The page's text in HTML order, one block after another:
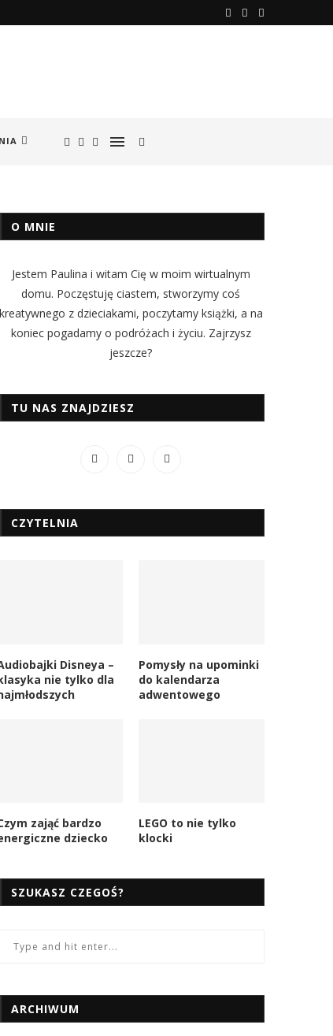
O MNIE
Jestem Paulina i witam Cię w moim wirtualnym
domu. Poczęstuję ciastem, stworzymy coś
kreatywnego z dzieciakami, poczytamy książki, a na
koniec pogadamy o podróżach i życiu. Zajrzysz
jeszcze?
TU NAS ZNAJDZIESZ
CZYTELNIA
Disneya –
nie tylko dla
Pomysły na upominki
do kalendarza
adwentowego
zająć bardzo
dziecko
LEGO to nie tylko
klocki
SZUKASZ CZEGOŚ?
ARCHIWUM